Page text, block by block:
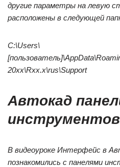
другие параметры на левую
расположены в следующей
C:\Users\
20xx\Rxx.x\rus\Support
Автокад
инструментов
В видеоуроке Интерфейс в
познакомились с панелями